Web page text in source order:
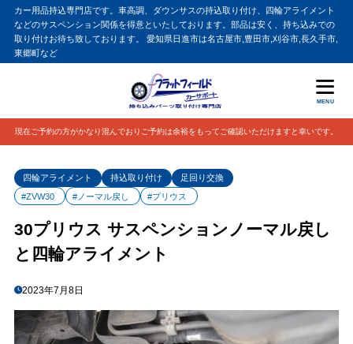
カー用品持込専門店です。車高調、ダウンサスの持込取り付け、四輪アライメント
などのサスペンション関係を得意といたしております。部品は安く、持ち込みでの
取り付けお待ち致しております。 愛知県日進市は名古屋市,豊田市,刈谷市,長久手市,
東郷町など
MENU
現在ご予約の方がかなり混んでおりご予約は余裕をもってご確認いただけますと幸いです。
四輪アライメント 持込取り付け
足回り交換
#ZVW30
#ノーマル戻し #プリウス
30プリウス サスペンションノーマル戻し
と四輪アライメント
2023年7月8日